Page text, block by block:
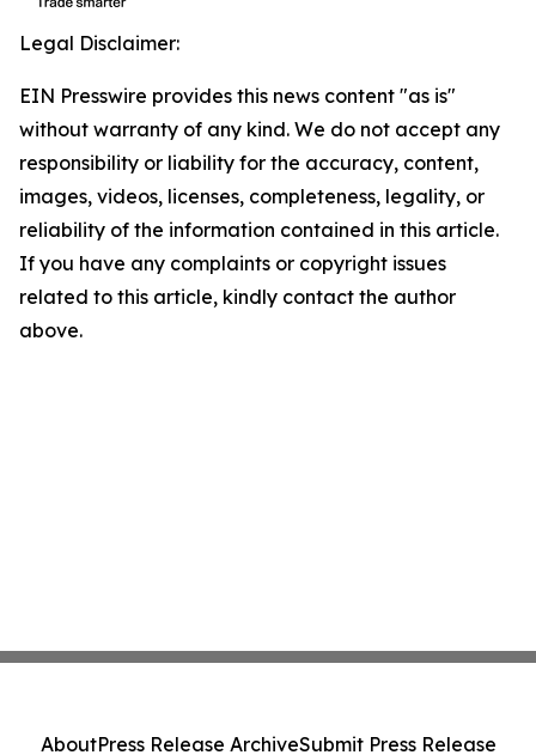
Legal Disclaimer:
EIN Presswire provides this news content "as is"
without warranty of any kind. We do not accept any
responsibility or liability for the accuracy, content,
images, videos, licenses, completeness, legality, or
reliability of the information contained in this article.
If you have any complaints or copyright issues
related to this article, kindly contact the author
above.
AboutPress Release ArchiveSubmit Press Release